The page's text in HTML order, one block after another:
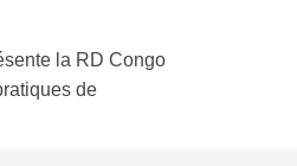
la RD Congo
de